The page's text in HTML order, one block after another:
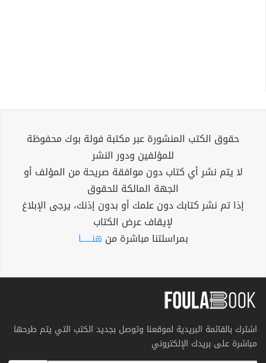
حقوق الكتب المنشورة عبر مكتبة فولة بوك محفوظة
للمؤلفين ودور النشر
لا يتم نشر أي كتاب دون موافقة صريحة من المؤلف أو
الجهة المالكة للحقوق
إذا تم نشر كتابك دون علمك أو بدون إذنك، يرجى الإبلاغ
لإيقاف عرض الكتاب
بمراسلتنا مباشرة من هنــــــا
اشترك بالقائمة البريدية لموقعنا وتوصل بجديد الكتب التي يتم طرحها
مباشرة على بريدك الإلكتروني